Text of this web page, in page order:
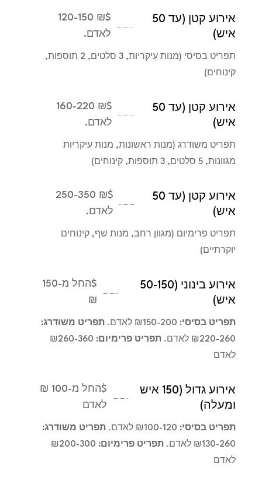
אירוע קטן (עד 50
איש)
$
₪ 120-150
לאדם.
תפריט בסיסי (מנות עיקריות, 3 סלטים, 2 תוספות,
קינוחים)
אירוע קטן (עד 50
איש)
$
₪ 160-220
לאדם.
תפריט משודרג (מנות ראשונות, מנות עיקריות
מגוונות, 5 סלטים, 3 תוספות, קינוחים)
אירוע קטן (עד 50
איש)
$
₪ 250-350
לאדם.
תפריט פרימיום (מגוון רחב, מנות שף, קינוחים
יוקרתיים)
אירוע בינוני (50-150
איש)
$
החל מ-150
₪
תפריט בסיסי:
תפריט משודרג:
₪220-260 לאדם.
תפריט פרימיום: ₪260-360
לאדם
אירוע גדול (150 איש
ומעלה)
$
החל מ-100 ₪
לאדם
תפריט בסיסי:
תפריט משודרג:
₪130-260 לאדם.
תפריט פרימיום: ₪200-300
לאדם